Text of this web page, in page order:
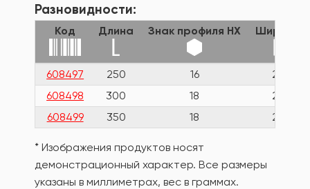
Разновидности:
Код Длина Знак профиля HX Ширина
608497 250 16
23
608498
300 18
26
608499
350 18 26
* Изображения продуктов носят
демонстрационный характер. Все размеры
указаны в миллиметрах, вес в граммах.